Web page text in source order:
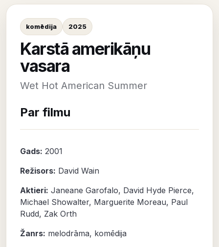
komēdija 2025
Karstā amerikāņu
vasara
Wet Hot American Summer
Par filmu
Gads: 2001
Režisors: David Wain
Aktieri: Janeane Garofalo, David Hyde Pierce,
Michael Showalter, Marguerite Moreau, Paul
Rudd, Zak Orth
Žanrs: melodrāma, komēdija